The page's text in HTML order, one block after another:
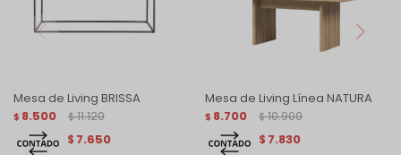
Mesa de Living BRISSA
$ 8.500 $ 11.120
$ 7.650
Mesa de Living Línea NATURA
$ 8.700 $ 10.900
$ 7.830